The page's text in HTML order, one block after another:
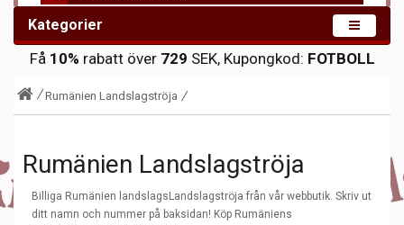
Kategorier
Få 10% rabatt över 729 SEK, Kupongkod: FOTBOLL
Rumänien Landslagströja
Rumänien Landslagströja
Billiga Rumänien landslagsLandslagströja från vår webbutik. Skriv ut
ditt namn och nummer på baksidan! Köp Rumäniens